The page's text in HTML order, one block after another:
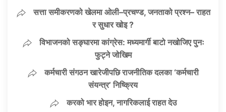
सत्ता समीकरणको खेलमा ओली–प्रचण्ड, जनताको प्रश्न– राहत
र सुधार खोइ ?
विभाजनको सङ्घारमा कांग्रेस: मध्यमार्गी बाटो नखोजिए पुनः
फुट्ने जोखिम
कर्मचारी संगठन खारेजीपछि राजनीतिक दलका ‘कर्मचारी
संयन्त्र’ निष्क्रिय
करको भार होइन, नागरिकलाई राहत देउ